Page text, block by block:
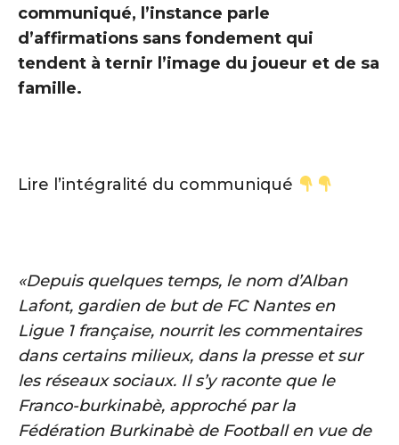
communiqué, l’instance parle
d’affirmations sans fondement qui
tendent à ternir l’image du joueur et de sa
famille.
Lire l’intégralité du communiqué
«Depuis quelques temps, le nom d’Alban
Lafont, gardien de but de FC Nantes en
Ligue 1 française, nourrit les commentaires
dans certains milieux, dans la presse et sur
les réseaux sociaux. Il s’y raconte que le
Franco-burkinabè, approché par la
Fédération Burkinabè de Football en vue de